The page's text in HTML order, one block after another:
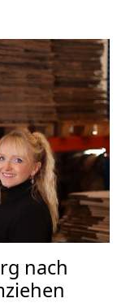
nach